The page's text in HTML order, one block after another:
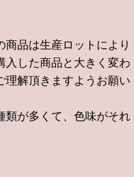
商品は生産ロットにより
入した商品と大きく変わ
理解頂きますようお願い
類が多くて、色味がそれ